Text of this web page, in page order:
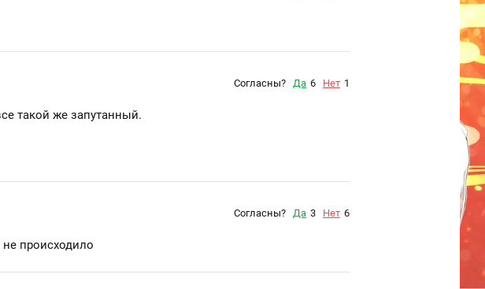
Согласны? Да 6 Нет 1
такой же запутанный.
Согласны? Да 3 Нет 6
происходило